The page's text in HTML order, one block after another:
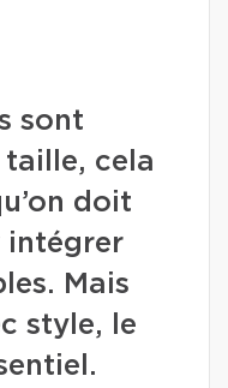
sont
cela
doit
intégrer
Mais
style, le